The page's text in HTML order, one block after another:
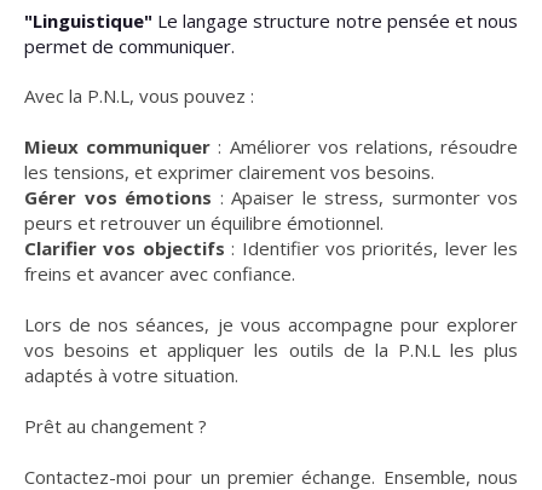
"Linguistique" Le langage structure notre pensée et nous
permet de communiquer.
Avec la P.N.L, vous pouvez :
Mieux communiquer : Améliorer vos relations, résoudre
les tensions, et exprimer clairement vos besoins.
Gérer vos émotions : Apaiser le stress, surmonter vos
peurs et retrouver un équilibre émotionnel.
Clarifier vos objectifs : Identifier vos priorités, lever les
freins et avancer avec confiance.
Lors de nos séances, je vous accompagne pour explorer
vos besoins et appliquer les outils de la P.N.L les plus
adaptés à votre situation.
Prêt au changement ?
Contactez-moi pour un premier échange. Ensemble, nous